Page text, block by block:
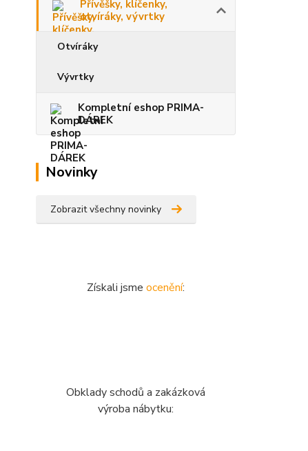
Přívěšky, klíčenky,
otvíráky, vývrtky
Otvíráky
Vývrtky
Kompletní eshop PRIMA-
DÁREK
Novinky
Zobrazit všechny novinky
Získali jsme ocenění:
Obklady schodů a zakázková
výroba nábytku: